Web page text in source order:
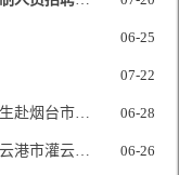
06-25
07-22
06-28
06-26